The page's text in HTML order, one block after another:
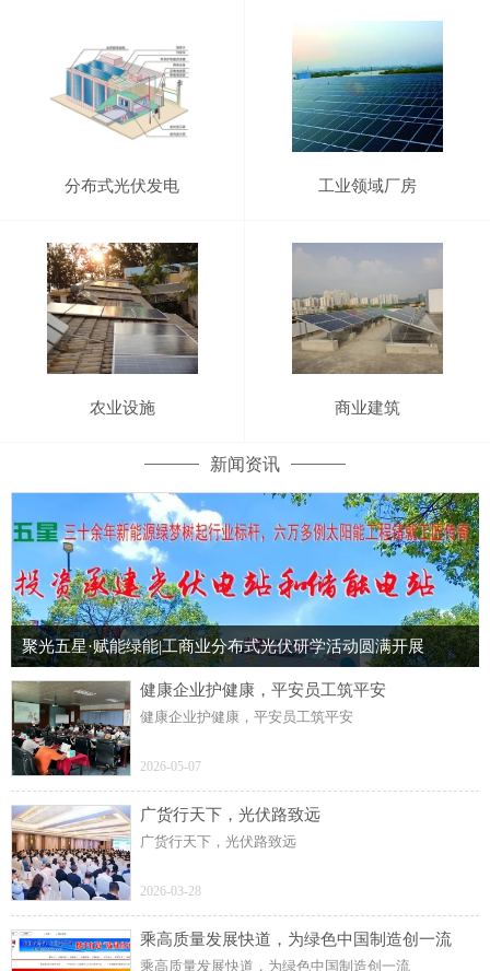
分布式光伏发电 工业领域厂房
农业设施 商业建筑
新闻资讯
聚光五星·赋能绿能|工商业分布式光伏研学活动圆满开展
健康企业护健康，平安员工筑平安
健康企业护健康，平安员工筑平安
2026-05-07
广货行天下，光伏路致远
广货行天下，光伏路致远
2026-03-28
乘高质量发展快道，为绿色中国制造创一流
乘高质量发展快道，为绿色中国制造创一流